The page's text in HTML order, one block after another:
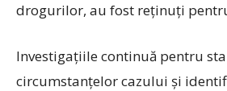
drogurilor, au fost reținuți
Investigațiile continuă pentru
circumstanțelor cazului și